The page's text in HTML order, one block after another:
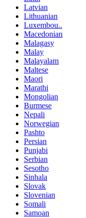
Latvian
Lithuanian
Luxembou..
Macedonian
Malagasy
Malay
Malayalam
Maltese
Maori
Marathi
Mongolian
Burmese
Nepali
Norwegian
Pashto
Persian
Punjabi
Serbian
Sesotho
Sinhala
Slovak
Slovenian
Somali
Samoan